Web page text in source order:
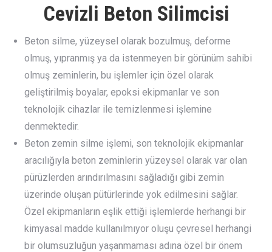
Cevizli Beton Silimcisi
Beton silme, yüzeysel olarak bozulmuş, deforme
olmuş, yıpranmış ya da istenmeyen bir görünüm sahibi
olmuş zeminlerin, bu işlemler için özel olarak
geliştirilmiş boyalar, epoksi ekipmanlar ve son
teknolojik cihazlar ile temizlenmesi işlemine
denmektedir.
Beton zemin silme işlemi, son teknolojik ekipmanlar
aracılığıyla beton zeminlerin yüzeysel olarak var olan
pürüzlerden arındırılmasını sağladığı gibi zemin
üzerinde oluşan pütürlerinde yok edilmesini sağlar.
Özel ekipmanların eşlik ettiği işlemlerde herhangi bir
kimyasal madde kullanılmıyor oluşu çevresel herhangi
bir olumsuzluğun yaşanmaması adına özel bir önem